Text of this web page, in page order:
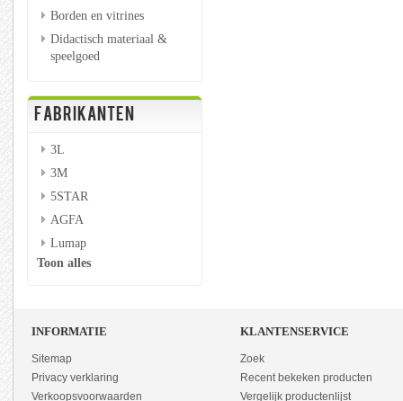
Borden en vitrines
Didactisch materiaal &
speelgoed
FABRIKANTEN
3L
3M
5STAR
AGFA
Lumap
Toon alles
INFORMATIE
Sitemap
Privacy verklaring
Verkoopsvoorwaarden
KLANTENSERVICE
Zoek
Recent bekeken producten
Vergelijk productenlijst